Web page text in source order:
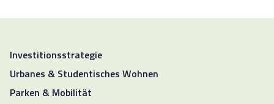
Investitionsstrategie
Urbanes & Studentisches Wohnen
Parken & Mobilität